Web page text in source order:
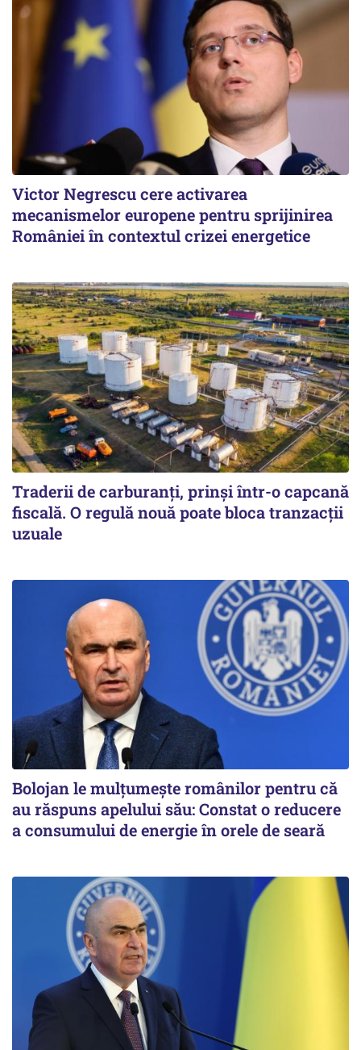
Victor Negrescu cere activarea
mecanismelor europene pentru sprijinirea
României în contextul crizei energetice
Traderii de carburanți, prinși într-o capcană
fiscală. O regulă nouă poate bloca tranzacții
uzuale
Bolojan le mulțumește românilor pentru că
au răspuns apelului său: Constat o reducere
a consumului de energie în orele de seară